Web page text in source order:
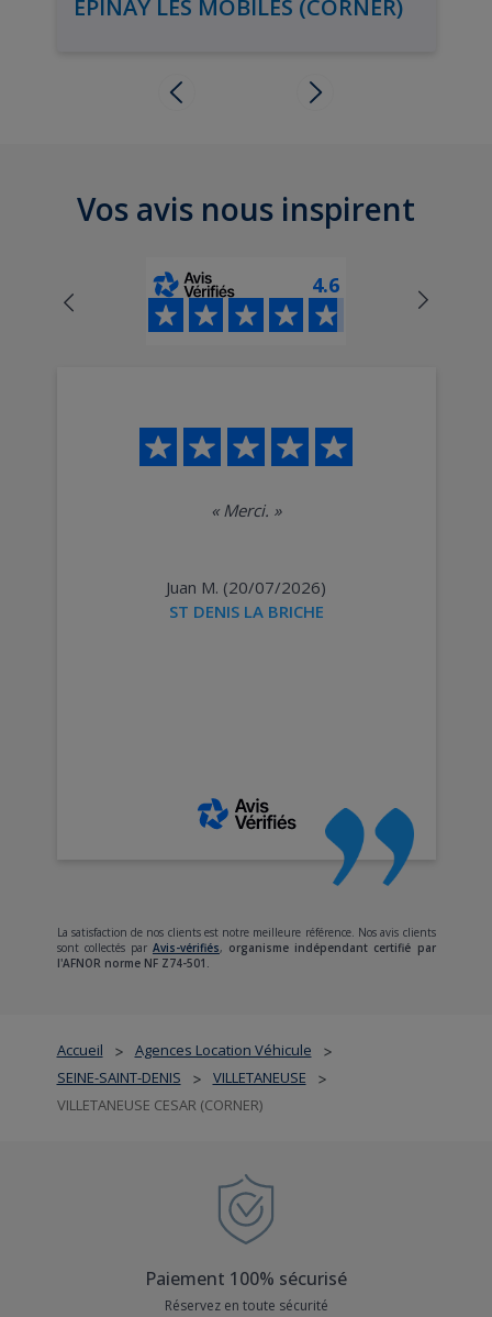
Accueil > Agences Location Véhicule >
SEINE-SAINT-DENIS > VILLETANEUSE >
VILLETANEUSE CESAR (CORNER)
EPINAY LES MOBILES (CORNER)
Vos avis nous inspirent
4.6
« Merci. »
Juan M. (20/07/2026)
ST DENIS LA BRICHE
La satisfaction de nos clients est notre meilleure référence. Nos avis clients
sont collectés par Avis-vérifiés, organisme indépendant certifié par
l'AFNOR norme NF Z74-501.
Paiement 100% sécurisé
Réservez en toute sécurité